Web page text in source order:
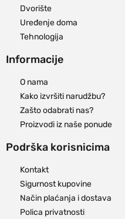
Dvorište
Uređenje doma
Tehnologija
Informacije
O nama
Kako izvršiti narudžbu?
Zašto odabrati nas?
Proizvodi iz naše ponude
Podrška korisnicima
Kontakt
Sigurnost kupovine
Način plaćanja i dostava
Polica privatnosti